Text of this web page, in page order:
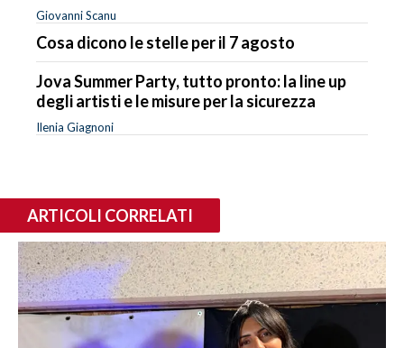
Giovanni Scanu
Cosa dicono le stelle per il 7 agosto
Jova Summer Party, tutto pronto: la line up
degli artisti e le misure per la sicurezza
Ilenia Giagnoni
ARTICOLI CORRELATI